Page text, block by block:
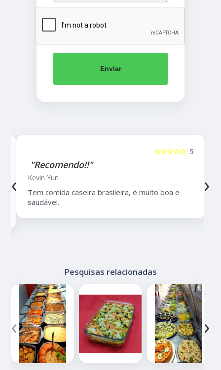
Enviar
5
☆☆☆☆☆
"Recomendo!!"
Kevin Yun
Tem comida caseira brasileira, é muito boa e
saudável.
‹ ›
Pesquisas relacionadas
‹ ›